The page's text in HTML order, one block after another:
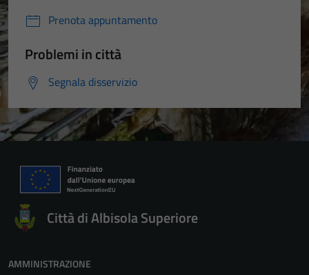
Prenota appuntamento
Problemi in città
Segnala disservizio
Città di Albisola Superiore
AMMINISTRAZIONE